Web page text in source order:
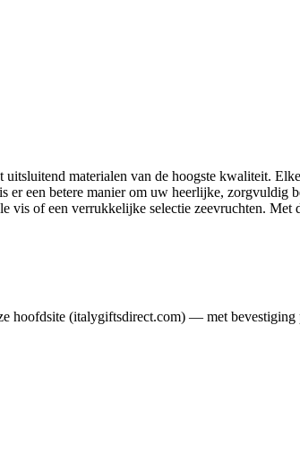
materialen van de hoogste kwaliteit.
een betere manier om uw heerlijke, zorgvuldig
vis of een verrukkelijke selectie zeevruchten.
hoofdsite (italygiftsdirect.com) — met bevestiging